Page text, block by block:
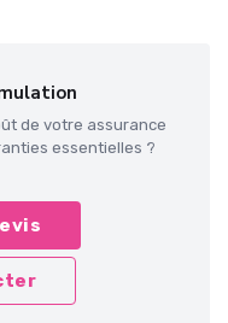
de votre assurance
essentielles ?